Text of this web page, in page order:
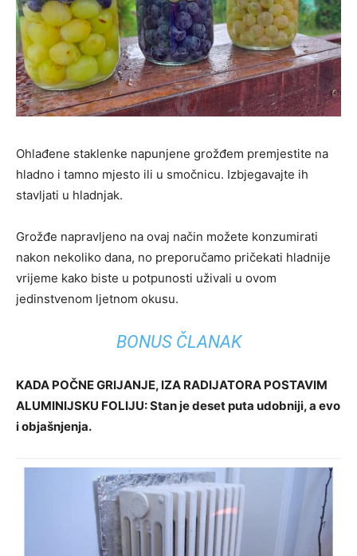
Ohlađene staklenke napunjene grožđem premjestite na
hladno i tamno mjesto ili u smočnicu. Izbjegavajte ih
stavljati u hladnjak.
Grožđe napravljeno na ovaj način možete konzumirati
nakon nekoliko dana, no preporučamo pričekati hladnije
vrijeme kako biste u potpunosti uživali u ovom
jedinstvenom ljetnom okusu.
BONUS ČLANAK
KADA POČNE GRIJANJE, IZA RADIJATORA POSTAVIM
ALUMINIJSKU FOLIJU: Stan je deset puta udobniji, a evo
i objašnjenja.